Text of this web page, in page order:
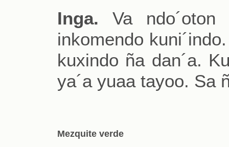
Inga. Va
inkomendo
kuxindo ña dan´a.
ya´a yuaa tayoo. Sa
Mezquite verde